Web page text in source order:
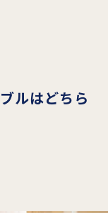
ルはどちら